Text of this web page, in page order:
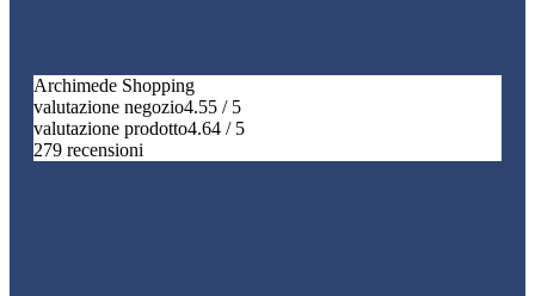
Archimede Shopping
valutazione negozio4.55 / 5
valutazione prodotto4.64 / 5
279 recensioni